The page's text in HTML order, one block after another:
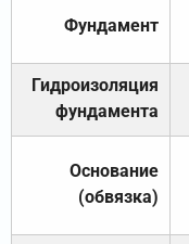
Фундамент
Гидроизоляция
фундамента
Основание
(обвязка)